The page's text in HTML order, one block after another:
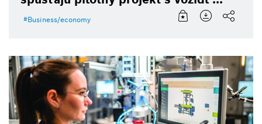
Business/economy